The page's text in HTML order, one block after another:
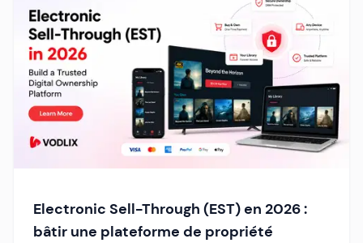
Electronic Sell-Through (EST) en 2026 :
bâtir une plateforme de propriété